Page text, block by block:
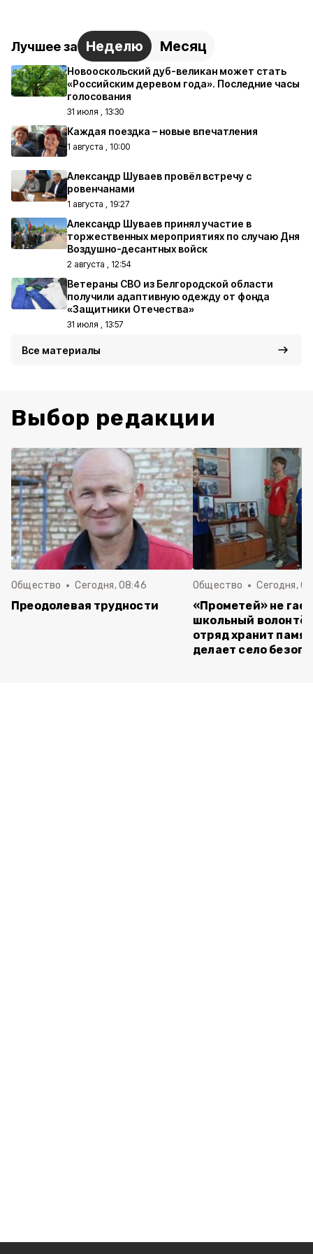
Лучшее за Неделю Месяц
Новооскольский дуб-великан может стать
«Российским деревом года». Последние часы
голосования
31 июля , 13:30
Каждая поездка – новые впечатления
1 августа , 10:00
Александр Шуваев провёл встречу с
ровенчанами
1 августа , 19:27
Александр Шуваев принял участие в
торжественных мероприятиях по случаю Дня
Воздушно-десантных войск
2 августа , 12:54
Ветераны СВО из Белгородской области
получили адаптивную одежду от фонда
«Защитники Отечества»
31 июля , 13:57
Все материалы
Выбор редакции
Общество Сегодня, 08:46
Преодолевая трудности
Общество Сегодня,
«Прометей» не
школьный
отряд хранит
делает село